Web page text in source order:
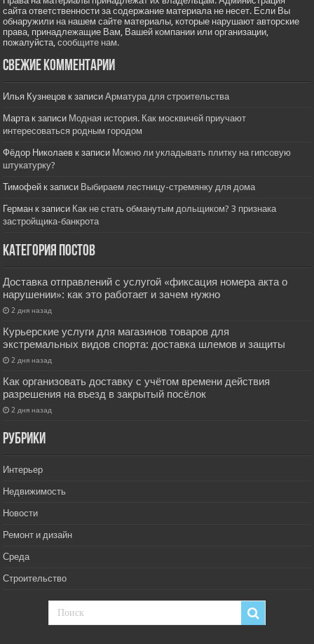
сайта ответственности за содержание материала не несет. Если Вы
обнаружили на нашем сайте материалы, которые нарушают авторские
права, принадлежащие Вам, Вашей компании или организации,
пожалуйста,сообщите нам.
Свежие комментарии
Илья Кузнецов к записиАрматура для строительства
Мартак записи Модная история. Как москвичей приучают
интересоваться родным городом
Фёдор Николаев к записи Можно ли укладывать плитку на гипсовую
штукатурку?
Тимофей к записи Выбираем лестницу-стремянку для дома
Герман к записи Как не стать обманутым дольщиком? 3 признака
застройщика-банкрота
Категория постов
Доставка отправлений с услугой «фиксация номера акта о
нарушении»: как это работает и зачем нужно
2 дня назад
Курьерские услуги для магазинов товаров для
экстремальных видов спорта: доставка шлемов и защиты
2 дня назад
Как организовать доставку с учётом времени действия
разрешения на въезд в закрытый посёлок
2 дня назад
РУбрики
Интерьер
Недвижимость
Новости
Ремонт и дизайн
Среда
Строительство